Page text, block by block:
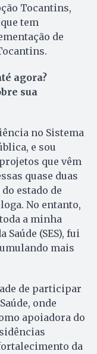
Tocantins,
tem
de
agora?
sua
no Sistema
e sou
que vêm
quase duas
estado de
No entanto,
a minha
Saúde (SES), fui
mais
de participar
onde
apoiadora do
da